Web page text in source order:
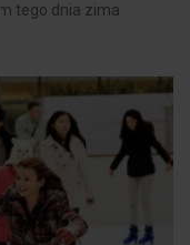
tego dnia zima